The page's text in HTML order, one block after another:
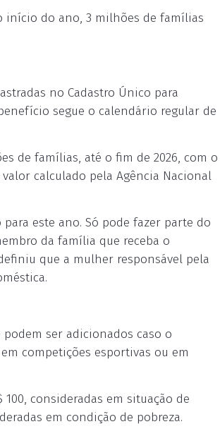
início do ano, 3 milhões de famílias
no Cadastro Único para
segue o calendário regular de
de famílias, até o fim de 2026, com o
calculado pela Agência Nacional
este ano. Só pode fazer parte do
da família que receba o
que a mulher responsável pela
ser adicionados caso o
competições esportivas ou em
consideradas em situação de
em condição de pobreza.